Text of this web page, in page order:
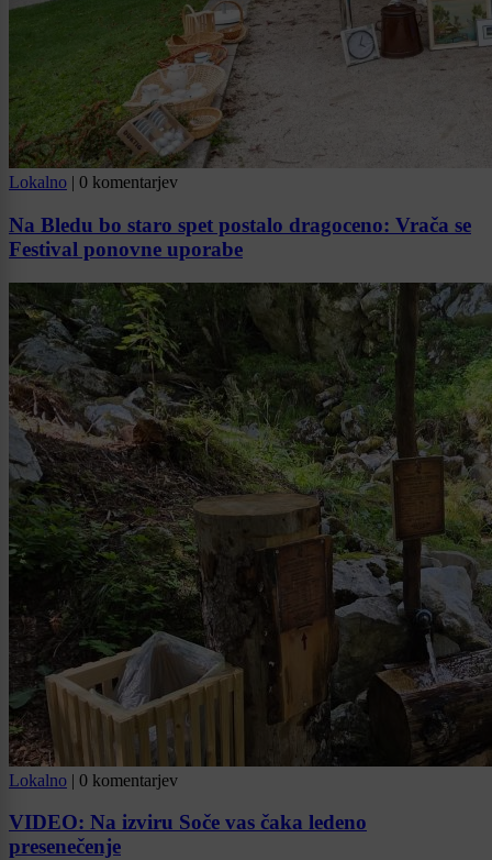
Lokalno | 0 komentarjev
Na Bledu bo staro spet postalo dragoceno: Vrača se
Festival ponovne uporabe
Lokalno | 0 komentarjev
VIDEO: Na izviru Soče vas čaka ledeno
presenečenje